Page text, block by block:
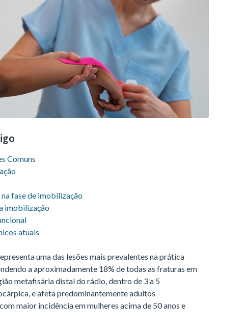
Comuns
fase de imobilização
imobilização
atuais
uma das lesões mais prevalentes na prática
a aproximadamente 18% de todas as fraturas em
metafisária distal do rádio, dentro de 3 a 5
e afeta predominantemente adultos
maior incidência em mulheres acima de 50 anos e